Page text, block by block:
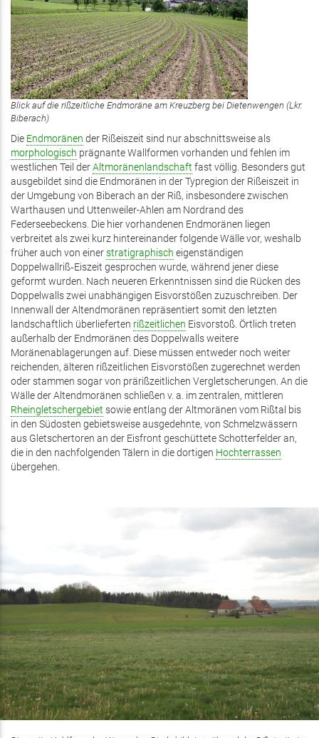
Blick auf die rißzeitliche Endmoräne am Kreuzberg bei Dietenwengen (Lkr.
Biberach)
Die Endmoränen der Rißeiszeit sind nur abschnittsweise als
morphologisch prägnante Wallformen vorhanden und fehlen im
westlichen Teil derAltmoränenlandschaft fast völlig. Besonders gut
ausgebildet sind die Endmoränen in der Typregion der Rißeiszeit in
der Umgebung von Biberach an der Riß, insbesondere zwischen
Warthausen und Uttenweiler-Ahlen am Nordrand des
Federseebeckens. Die hier vorhandenen Endmoränen liegen
verbreitet als zwei kurz hintereinander folgende Wälle vor, weshalb
früher auch von einerstratigraphisch eigenständigen
Doppelwallriß‑Eiszeit gesprochen wurde, während jener diese
geformt wurden. Nach neueren Erkenntnissen sind die Rücken des
Doppelwalls zwei unabhängigen Eisvorstößen zuzuschreiben. Der
Innenwall der Altendmoränen repräsentiert somit den letzten
landschaftlich überlieferten rißzeitlichen Eisvorstoß. Örtlich treten
außerhalb der Endmoränen des Doppelwalls weitere
Moränenablagerungen auf. Diese müssen entweder noch weiter
reichenden, älteren rißzeitlichen Eisvorstößen zugerechnet werden
oder stammen sogar von prärißzeitlichen Vergletscherungen. An die
Wälle der Altendmoränen schließen v. a. im zentralen, mittleren
Rheingletschergebiet sowie entlang der Altmoränen vom Rißtal bis
in den Südosten gebietsweise ausgedehnte, von Schmelzwässern
aus Gletschertoren an der Eisfront geschüttete Schotterfelder an,
die in den nachfolgenden Tälern in die dortigen Hochterrassen
übergehen.